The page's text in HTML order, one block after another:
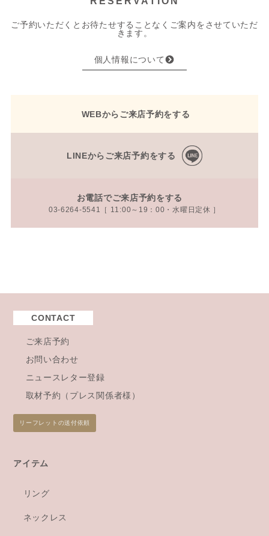
ご予約いただくとお待たせすることなくご案内をさせていただ
きます。
個人情報について
WEBからご来店予約をする
LINEからご来店予約をする
お電話でご来店予約をする
03-6264-5541［ 11:00～19：00・水曜日定休 ］
CONTACT
ご来店予約
お問い合わせ
ニュースレター登録
取材予約（プレス関係者様）
リーフレットの送付依頼
アイテム
リング
ネックレス